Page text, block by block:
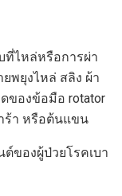
ที่ไหล่หรือการผ่า
พยุงไหล่ สลิง ผ้า
ของข้อมือ rotator
ร้า หรือต้นแขน
ต์ของผู้ป่วยโรคเบา